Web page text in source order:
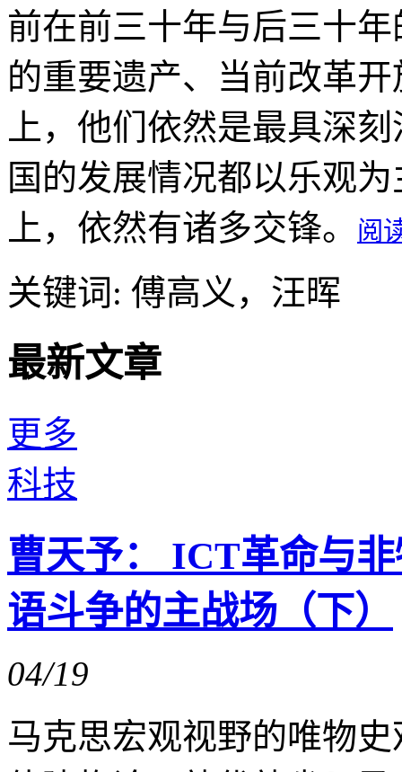
前在前三十年与后三十
的重要遗产、当前改革
上，他们依然是最具深
国的发展情况都以乐观
上，依然有诸多交锋。
阅
关键词: 傅高义，汪晖
最新文章
更多
科技
曹天予： ICT革命与
语斗争的主战场（下）
04/19
马克思宏观视野的唯物